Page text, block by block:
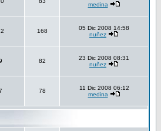
medina
168
05 Dic 2008 14:58
nuñez
82
23 Dic 2008 08:31
nuñez
78
11 Dic 2008 06:12
medina